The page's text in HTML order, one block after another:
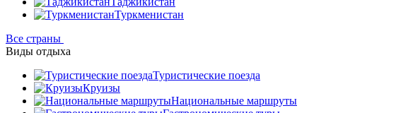
Туркменистан
Все страны
Виды отдыха
Туристические поезда
Круизы
Национальные маршруты